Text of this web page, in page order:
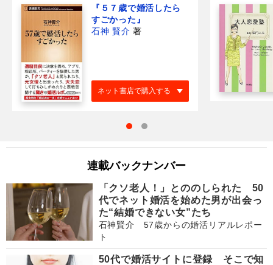
『５７歳で婚活したら
すごかった』
石神 賢介 著
ネット書店で購入する
連載バックナンバー
「クソ老人！」とののしられた 50
代でネット婚活を始めた男が出会っ
た“結婚できない女”たち
石神賢介 57歳からの婚活リアルレポー
ト
50代で婚活サイトに登録 そこで知